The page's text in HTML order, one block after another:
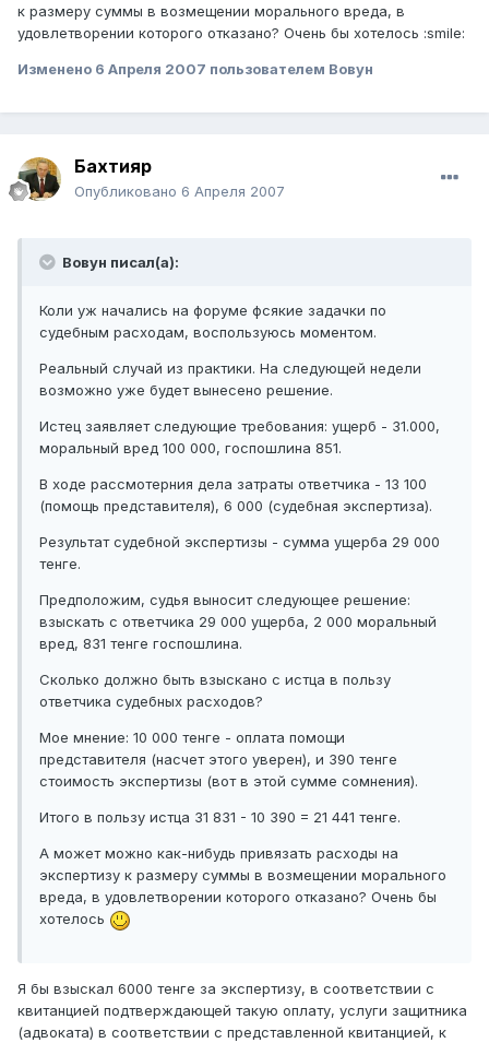
к размеру суммы в возмещении морального вреда, в
удовлетворении которого отказано? Очень бы хотелось :smile:
Изменено 6 Апреля 2007 пользователем Вовун
Бахтияр
Опубликовано 6 Апреля 2007
Вовун писал(а):
Коли уж начались на форуме фсякие задачки по
судебным расходам, воспользуюсь моментом.
Реальный случай из практики. На следующей недели
возможно уже будет вынесено решение.
Истец заявляет следующие требования: ущерб - 31.000,
моральный вред 100 000, госпошлина 851.
В ходе рассмотерния дела затраты ответчика - 13 100
(помощь представителя), 6 000 (судебная экспертиза).
Результат судебной экспертизы - сумма ущерба 29 000
тенге.
Предположим, судья выносит следующее решение:
взыскать с ответчика 29 000 ущерба, 2 000 моральный
вред, 831 тенге госпошлина.
Сколько должно быть взыскано с истца в пользу
ответчика судебных расходов?
Мое мнение: 10 000 тенге - оплата помощи
представителя (насчет этого уверен), и 390 тенге
стоимость экспертизы (вот в этой сумме сомнения).
Итого в пользу истца 31 831 - 10 390 = 21 441 тенге.
А может можно как-нибудь привязать расходы на
экспертизу к размеру суммы в возмещении морального
вреда, в удовлетворении которого отказано? Очень бы
хотелось
Я бы взыскал 6000 тенге за экспертизу, в соответствии с
квитанцией подтверждающей такую оплату, услуги защитника
(адвоката) в соответствии с представленной квитанцией, к